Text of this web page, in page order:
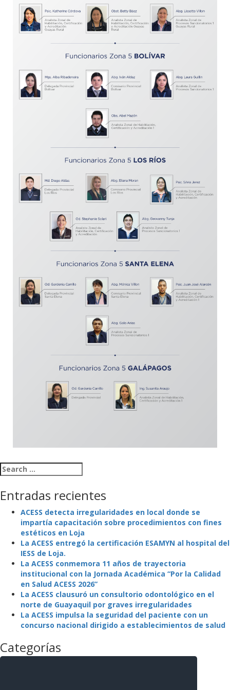
Search for:
Entradas recientes
ACESS detecta irregularidades en local donde se
impartía capacitación sobre procedimientos con fines
estéticos en Loja
La ACESS entregó la certificación ESAMYN al hospital del
IESS de Loja.
La ACESS conmemora 11 años de trayectoria
institucional con la Jornada Académica “Por la Calidad
en Salud ACESS 2026”
La ACESS clausuró un consultorio odontológico en el
norte de Guayaquil por graves irregularidades
La ACESS impulsa la seguridad del paciente con un
concurso nacional dirigido a establecimientos de salud
Categorías